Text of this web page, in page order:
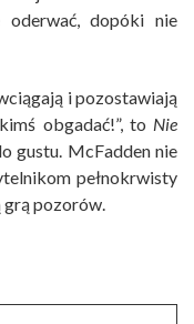
dopóki nie
i pozostawiają
obgadać!”, to Nie
gustu. McFadden nie
pełnokrwisty
pozorów.